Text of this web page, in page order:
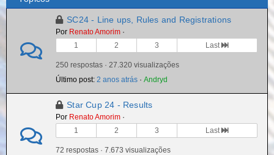
SC24 - Line ups, Rules and Registrations
Por Renato Amorim ·
1
2 3 Last
250 respostas · 27.320 visualizações
Último post: 2 anos atrás · Andryd
Star Cup 24 - Results
Por Renato Amorim ·
1
2 3 Last
72 respostas · 7.673 visualizações